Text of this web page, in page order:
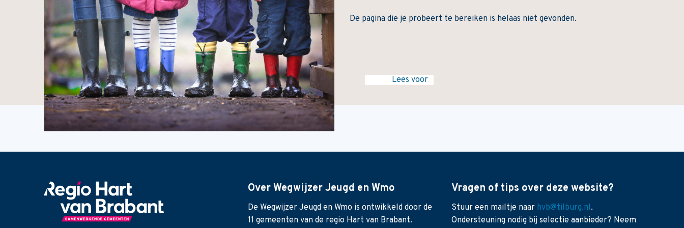
De pagina die je probeert te bereiken is helaas niet gevonden.
Lees voor
Over Wegwijzer Jeugd en Wmo
De Wegwijzer Jeugd en Wmo is ontwikkeld door de
11 gemeenten van de regio Hart van Brabant.
Vragen of tips over deze website?
Stuur een mailtje naar hvb@tilburg.nl.
Ondersteuning nodig bij selectie aanbieder? Neem